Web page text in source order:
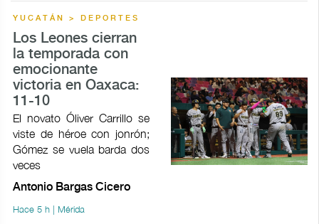
YUCATÁN > DEPORTES
Los Leones cierran
la temporada con
emocionante
victoria en Oaxaca:
11-10
El novato Óliver Carrillo se
viste de héroe con jonrón;
Gómez se vuela barda dos
veces
Antonio Bargas Cicero
Hace 5 h | Mérida